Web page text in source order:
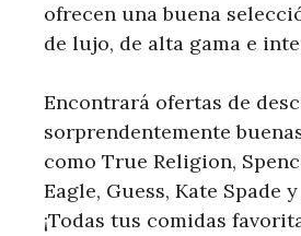
ofrecen una buena
de lujo, de alta gama e
Encontrará ofertas de
sorprendentemente
como True Religion,
Eagle, Guess, Kate Spade
¡Todas tus comidas